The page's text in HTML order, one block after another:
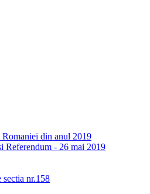
din anul 2019
Referendum - 26 mai 2019
nr.158